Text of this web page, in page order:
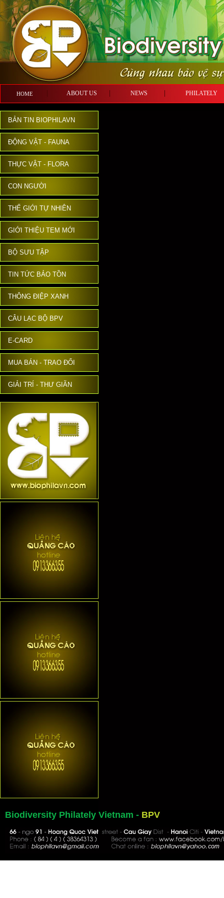
HOME ABOUT US NEWS
BẢN TIN BIOPHILAVN
ĐỘNG VẬT - FAUNA
THỰC VẬT - FLORA
CON NGƯỜI
THẾ GIỚI TỰ NHIÊN
GIỚI THIỆU TEM MỚI
BỘ SƯU TẬP
TIN TỨC BẢO TỒN
THÔNG ĐIỆP XANH
CÂU LẠC BỘ BPV
E-CARD
MUA BÁN - TRAO ĐỔI
GIẢI TRÍ - THƯ GIÃN
Biodiversity Philately Vietnam - BPV